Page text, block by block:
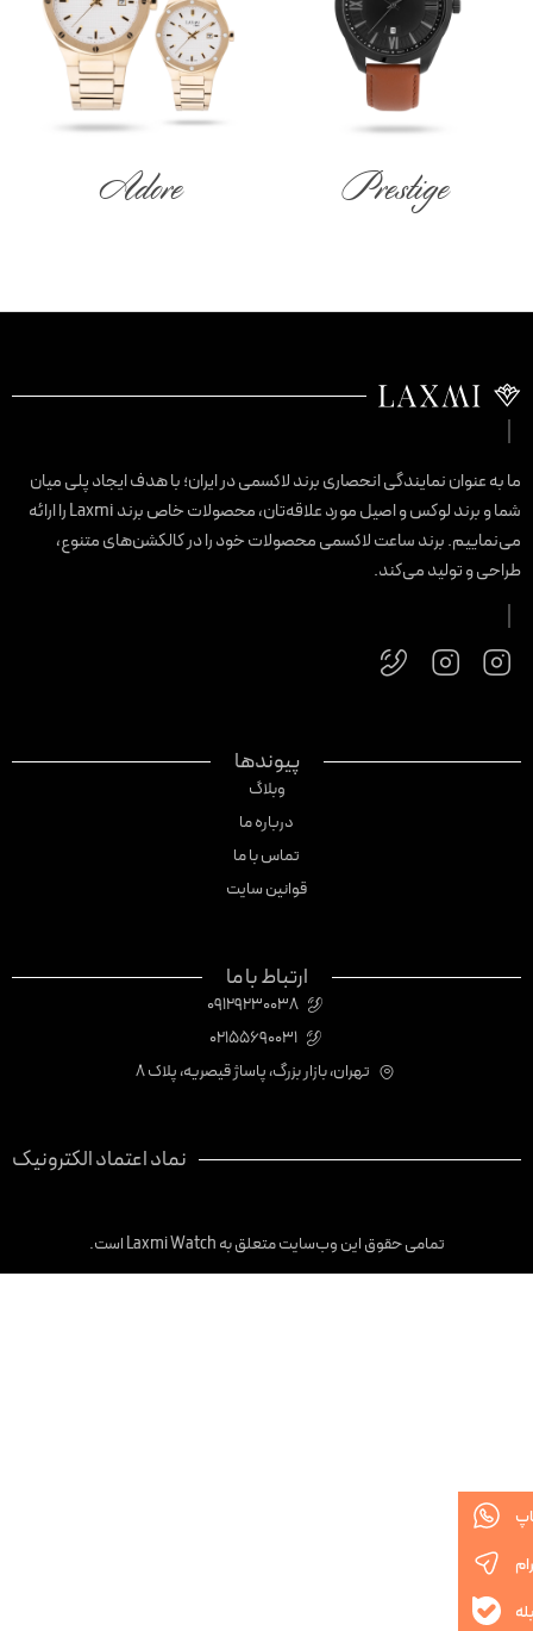
Prestige
Adore
به عنوان نمایندگی انحصاری برند لاکسمی در ایران؛ با هدف ایجاد پلی میان
شما و برند لوکس و اصیل مورد علاقه‌تان، محصولات خاص برند Laxmi را ارائه
برند ساعت لاکسمی محصولات خود را در کالکشن‌های متنوع،
و تولید می‌کند.
پیوندها
وبلاگ
درباره ما
تماس با ما
قوانین سایت
ارتباط با ما
09129230038
02155690031
تهران، بازار بزرگ، پاساژ قیصریه، پلاک 8
نماد اعتماد الکترونیک
تمامی حقوق این وب‌سایت متعلق به Laxmi Watch است.